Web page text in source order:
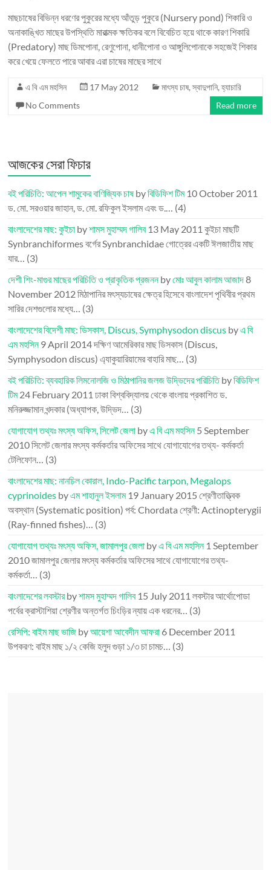
মাছচাষের বিভিন্ন ধরণের পুকুরের মধ্যে আঁতুড় পুকুরে (Nursery pond) শিকারি ও
অনাকাঙ্খিত মাছের উপস্থিতি মারাত্মক ক্ষতিকর বলে বিবেচিত হয়ে থাকে কারণ শিকারি
(Predatory) মাছ ডিমপোনা, রেণুপোনা, ধানীপোনা ও আঙ্গুলিপোনাকে সহজেই শিকার
করে খেয়ে ফেলতে পারে আবার এরা চাষের মাছের সাথে
এ বি এম মহসিন 17 May 2012 মাৎস্য চাষ,স্বাদুপানি,হ্যাচারি
No Comments
Read more
আজকের সেরা ফিচার
বই পরিচিতি: আপেল শামুকের বাণিজ্যিক চাষbyবিডিফিশ টিম 10 October 2011
ড. মো. সরওয়ার জাহান, ড. মো. রফিকুল ইসলাম এবং ড.… (4)
বাংলাদেশের মাছ: কুইচা byশামস মুহাম্মদ গালিব 13 May 2011 কুইচা মাছটি
Synbranchiformes বর্গের Synbranchidae গোত্রের একটি ঈলজাতীয় মাছ
যার… (3)
দেশী শিং-মাগুর মাছের পরিচিতি ও প্রাকৃতিক প্রজননbyমোঃ আবুল কালাম আজাদ8
November 2012মিঠাপানির মৎস্যচাষের ক্ষেত্র হিসেবে বাংলাদেশ পৃথিবীর প্রথম
সারির দেশগুলোর মধ্যে… (3)
বাংলাদেশের বিদেশী মাছ: ডিসকাস, Discus, Symphysodon discus byএ বি
এম মহসিন9 April 2014দক্ষিণ আমেরিকার মাছ ডিসকাস (Discus,
Symphysodon discus) এ্যাকুয়ারিয়ামের বাহারি মাছ… (3)
বই পরিচিতি: ব্যবহারিক লিমনোলজি ও মিঠাপানির জলজ উদ্ভিদের পরিচিতিbyবিডিফিশ
টিম24 February 2011 ঢাকা বিশ্ববিদ্যালয় থেকে বাংলায় প্রকাশিত ড.
মনিরুজ্জামান খন্দকার (অধ্যাপক, উদ্ভিদ… (3)
যোগাযোগ তথ্যঃ মৎস্য অফিস, সিলেট জেলা byএ বি এম মহসিন5 September
2010সিলেট জেলার মৎস্য কর্মকর্তার অফিসের সাথে যোগাযোগের তথ্য- কর্মকর্তা
টেলিফোন… (3)
বাংলাদেশের মাছ: নানচিল কোরাল, Indo-Pacific tarpon, Megalops
cyprinoides byএম শাহানুল ইসলাম 19 January 2015 শ্রেণীতাত্ত্বিক
অবস্থান (Systematic position) পর্ব: Chordata শ্রেণী: Actinopterygii
(Ray-finned fishes)… (3)
যোগাযোগ তথ্যঃ মৎস্য অফিস, জামালপুর জেলা byএ বি এম মহসিন 1 September
2010জামালপুর জেলার মৎস্য কর্মকর্তার অফিসের সাথে যোগাযোগের তথ্য-
কর্মকর্তা… (3)
বাংলাদেশের লবস্টারbyশামস মুহাম্মদ গালিব 15 July 2011 লবস্টার আর্থোপোডা
পর্বের ক্রাস্টাশিয়া শ্রেণীর অন্তর্গত চিংড়ির ন্যায় এক ধরনের… (3)
রেসিপি: বাইম মাছ ভাজি byআয়েশা আবেদীন আফরা 6 December 2011
উপকরণ: বাইম মাছ ১/২ কেজি হলুদ গুড়া ১/৩ চা চামচ… (3)